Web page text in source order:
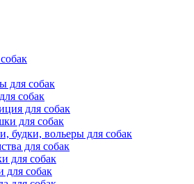
для собак
собак
для собак
для собак
будки, вольеры для собак
для собак
для собак
для собак